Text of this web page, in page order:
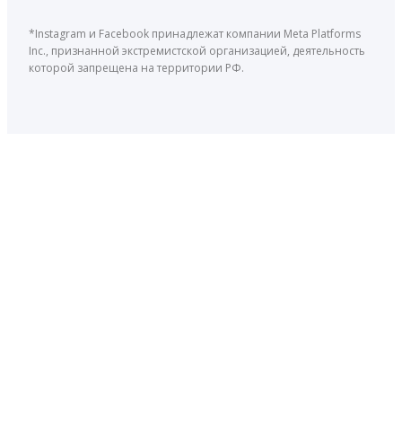
*Instagram и Facebook принадлежат компании Meta Platforms
Inc., признанной экстремистской организацией, деятельность
которой запрещена на территории РФ.